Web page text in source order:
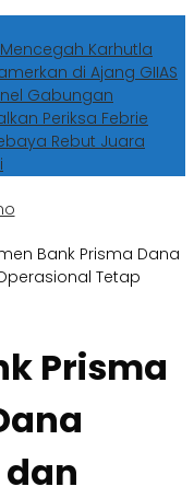
Karhutla
di Ajang GIIAS
Gabungan
Periksa Febrie
Rebut Juara
Bank Prisma Dana
Tetap
Prisma